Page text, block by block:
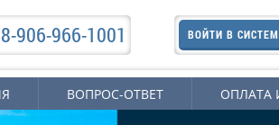
8-906-966-1001 ВОЙТИ В
ВОПРОС-ОТВЕТ ОПЛАТА